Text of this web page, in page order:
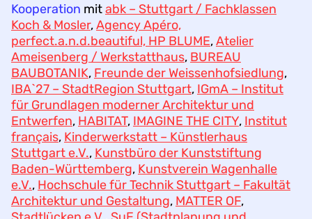
Kooperation mitabk – Stuttgart / Fachklassen
Koch & Mosler,Agency Apéro,
perfect.a.n.d.beautiful, HP BLUME,Atelier
Ameisenberg / Werkstatthaus, BUREAU
BAUBOTANIK, Freunde der Weissenhofsiedlung,
IBA`27 – StadtRegion Stuttgart, IGmA – Institut
für Grundlagen moderner Architektur und
Entwerfen, HABITAT, IMAGINE THE CITY, Institut
français, Kinderwerkstatt – Künstlerhaus
Stuttgart e.V., Kunstbüro der Kunststiftung
Baden-Württemberg, Kunstverein Wagenhalle
e.V., Hochschule für Technik Stuttgart – Fakultät
Architektur und Gestaltung, MATTER OF,